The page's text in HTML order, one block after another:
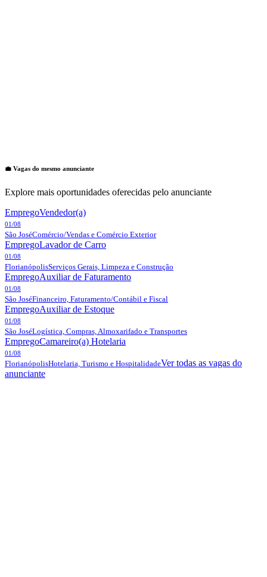
💼 Vagas do mesmo anunciante
Explore mais oportunidades oferecidas pelo anunciante
EmpregoVendedor(a)
01/08
São JoséComércio/Vendas e Comércio Exterior
EmpregoLavador de Carro
01/08
FlorianópolisServiços Gerais, Limpeza e Construção
EmpregoAuxiliar de Faturamento
01/08
São JoséFinanceiro, Faturamento/Contábil e Fiscal
EmpregoAuxiliar de Estoque
01/08
São JoséLogística, Compras, Almoxarifado e Transportes
EmpregoCamareiro(a) Hotelaria
01/08
FlorianópolisHotelaria, Turismo e HospitalidadeVer todas as vagas do
anunciante